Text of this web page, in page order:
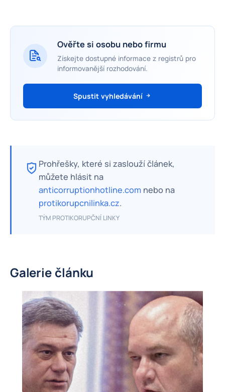
Ověřte si osobu nebo firmu
Získejte dostupné informace z registrů pro
informovanější rozhodování.
Spustit vyhledávání
Prohřešky, které si zaslouží článek,
můžete hlásit na
anticorruptionhotline.com nebo na
protikorupcnilinka.cz.
TÝM PROTIKORUPČNÍ LINKY
Galerie článku